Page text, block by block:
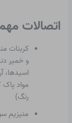
اتصالات
کربنات
و خمیر
اسیدها،
مواد پاک
رنگ)
منیزیم